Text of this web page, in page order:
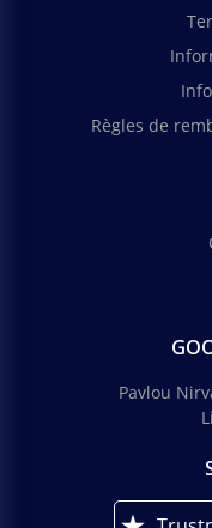
Règles de
Pavlou